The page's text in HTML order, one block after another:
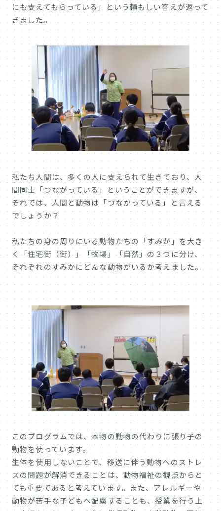
にも支えてもらっている」という頼もしい答えが返って
きました。
私たち人間は、多くの人に支えられて生きており、人
間同士「つながっている」ということができますが、
それでは、人間と動物は「つながっている」と言える
でしょうか？
私たちの身の周りにいる動物たちの「すみか」を大き
く「住宅街（街）」「牧場」「自然」の３つに分け、
それぞれのすみかにどんな動物がいるか考えました。
このプログラムでは、本物の動物の代わりに張り子の
動物を使っています。
生体を使用しないことで、移送に伴う動物へのストレ
スの問題が解消できることは、動物福祉の観点からと
ても重要であると考えています。また、アレルギーや
動物が苦手な子どもへ配慮することも、授業を行う上